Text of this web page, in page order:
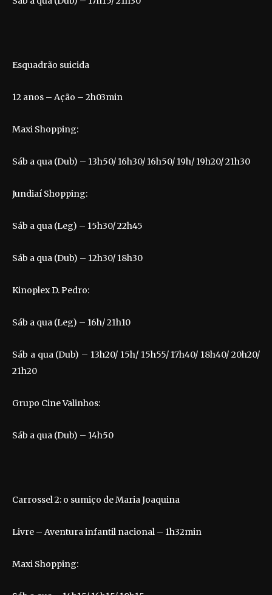
Esquadrão suicida
12 anos – Ação – 2h03min
Maxi Shopping:
Sáb a qua (Dub) – 13h50/ 16h30/ 16h50/ 19h/ 19h20/ 21h30
Jundiaí Shopping:
Sáb a qua (Leg) – 15h30/ 22h45
Sáb a qua (Dub) – 12h30/ 18h30
Kinoplex D. Pedro:
Sáb a qua (Leg) – 16h/ 21h10
Sáb a qua (Dub) – 13h20/ 15h/ 15h55/ 17h40/ 18h40/ 20h20/
21h20
Grupo Cine Valinhos:
Sáb a qua (Dub) – 14h50
Carrossel 2: o sumiço de Maria Joaquina
Livre – Aventura infantil nacional – 1h32min
Maxi Shopping: